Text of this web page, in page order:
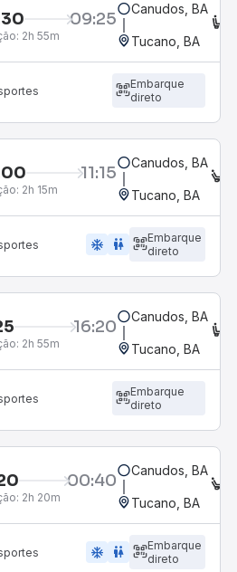
09:25
2h 55m
Canudos, BA
Tucano, BA
Embarque
direto
11:15
2h 15m
Canudos, BA
Tucano, BA
ac_unit wc
Embarque
direto
16:20
2h 55m
Canudos, BA
Tucano, BA
Embarque
direto
00:40
2h 20m
Canudos, BA
Tucano, BA
ac_unit wc
Embarque
direto